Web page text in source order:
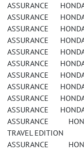
ASSURANCE
ASSURANCE
ASSURANCE
ASSURANCE
ASSURANCE
ASSURANCE
ASSURANCE
ASSURANCE
ASSURANCE
ASSURANCE
ASSURANCE
TRAVEL EDITION
ASSURANCE